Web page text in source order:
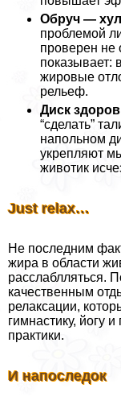
Обруч —
проблемой
проверен
показывает:
жировые
рельеф.
Диск
“сделать”
напольном
укрепляют
животик
Just relax…
Не последним
жира в области
расслаблляться.
качественным
релаксации,
гимнастику, йогу
пpaктики.
И напоследок